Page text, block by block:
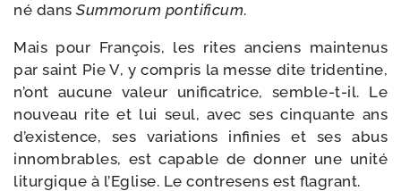
né dans Summorum pon­ti­fi­cum.
Mais pour François, les rites anciens main­te­nus
par saint Pie V, y com­pris la messe dite tri­den­tine,
n’ont aucune valeur uni­fi­ca­trice, semble-​t-​il. Le
nou­veau rite et lui seul, avec ses cin­quante ans
d’existence, ses varia­tions infi­nies et ses abus
innom­brables, est capable de don­ner une uni­té
litur­gique à l’Eglise. Le contre­sens est flagrant.